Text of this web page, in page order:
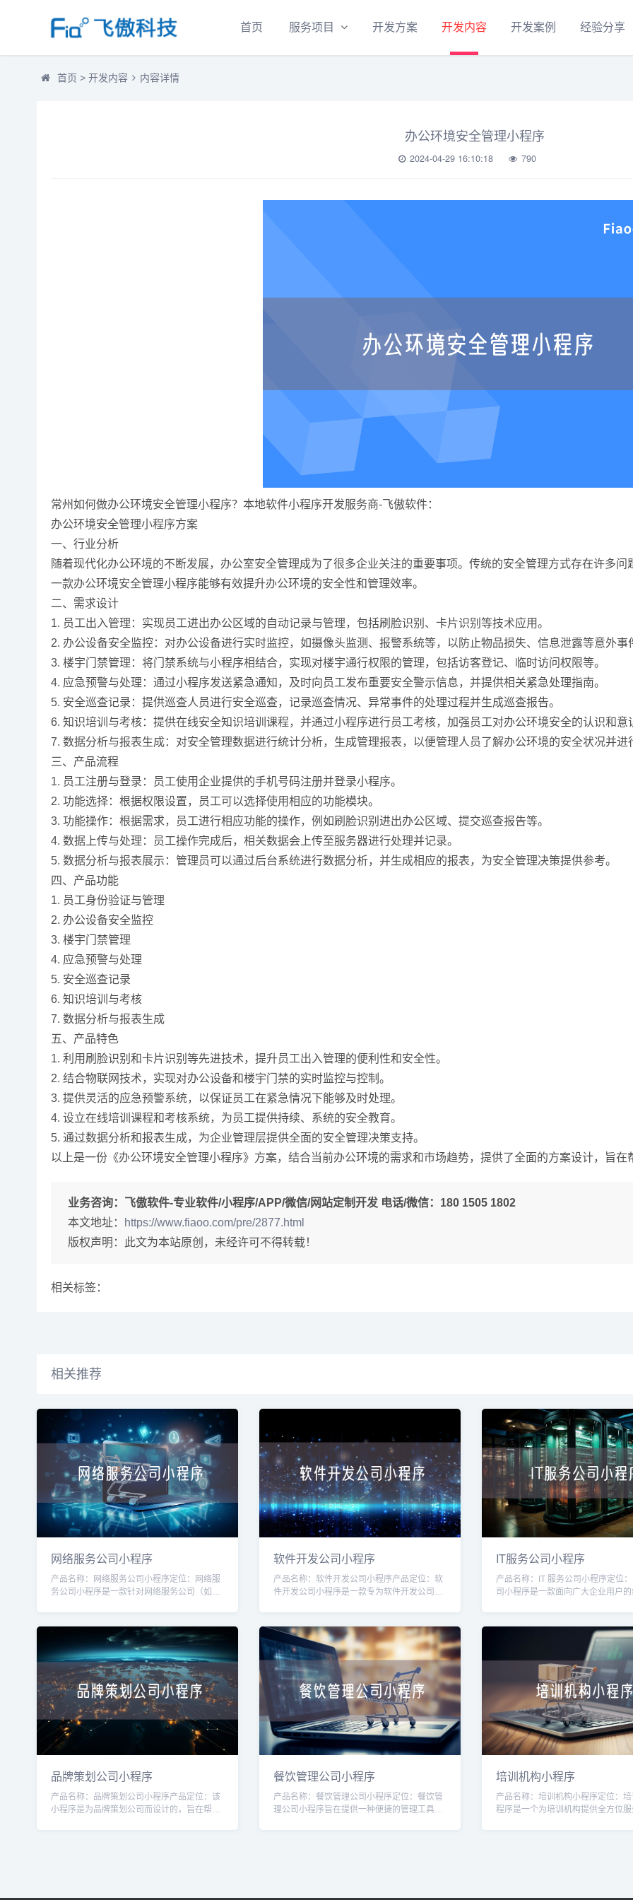
首页 服务项目 开发方案 开发内容 开发案例 经验分享
首页 > 开发内容 内容详情
办公环境安全管理小程序
2024-04-29 16:10:18 790
常州如何做办公环境安全管理小程序？本地软件小程序开发服务商-飞傲软件：
办公环境安全管理小程序方案
一、行业分析
随着现代化办公环境的不断发展，办公室安全管理成为了很多企业关注的重要事项。传统的安全管理方式存在许多
一款办公环境安全管理小程序能够有效提升办公环境的安全性和管理效率。
二、需求设计
1. 员工出入管理：实现员工进出办公区域的自动记录与管理，包括刷脸识别、卡片识别等技术应用。
2. 办公设备安全监控：对办公设备进行实时监控，如摄像头监测、报警系统等，以防止物品损失、信息泄露等意外事
3. 楼宇门禁管理：将门禁系统与小程序相结合，实现对楼宇通行权限的管理，包括访客登记、临时访问权限等。
4. 应急预警与处理：通过小程序发送紧急通知，及时向员工发布重要安全警示信息，并提供相关紧急处理指南。
5. 安全巡查记录：提供巡查人员进行安全巡查，记录巡查情况、异常事件的处理过程并生成巡查报告。
6. 知识培训与考核：提供在线安全知识培训课程，并通过小程序进行员工考核，加强员工对办公环境安全的认识和意
7. 数据分析与报表生成：对安全管理数据进行统计分析，生成管理报表，以便管理人员了解办公环境的安全状况并进
三、产品流程
1. 员工注册与登录：员工使用企业提供的手机号码注册并登录小程序。
2. 功能选择：根据权限设置，员工可以选择使用相应的功能模块。
3. 功能操作：根据需求，员工进行相应功能的操作，例如刷脸识别进出办公区域、提交巡查报告等。
4. 数据上传与处理：员工操作完成后，相关数据会上传至服务器进行处理并记录。
5. 数据分析与报表展示：管理员可以通过后台系统进行数据分析，并生成相应的报表，为安全管理决策提供参考。
四、产品功能
1. 员工身份验证与管理
2. 办公设备安全监控
3. 楼宇门禁管理
4. 应急预警与处理
5. 安全巡查记录
6. 知识培训与考核
7. 数据分析与报表生成
五、产品特色
1. 利用刷脸识别和卡片识别等先进技术，提升员工出入管理的便利性和安全性。
2. 结合物联网技术，实现对办公设备和楼宇门禁的实时监控与控制。
3. 提供灵活的应急预警系统，以保证员工在紧急情况下能够及时处理。
4. 设立在线培训课程和考核系统，为员工提供持续、系统的安全教育。
5. 通过数据分析和报表生成，为企业管理层提供全面的安全管理决策支持。
以上是一份《办公环境安全管理小程序》方案，结合当前办公环境的需求和市场趋势，提供了全面的方案设计，旨在
业务咨询： 飞傲软件-专业软件/小程序/APP/微信/网站定制开发 电话/微信：180 1505 1802
本文地址：
https://www.fiaoo.com/pre/2877.html
版权声明：此文为本站原创，未经许可不得转载！
相关标签：
相关推荐
网络服务公司小程序
产品名称：网络服务公司小程序定位：网络服
务公司小程序是一款针对网络服务公司（如互
软件开发公司小程序
产品名称：软件开发公司小程序产品定位：软
件开发公司小程序是一款专为软件开发公司量
IT服务公司小程序
产品名称：IT 服务公司小程序定位
司小程序是一款面向广大企业用户
品牌策划公司小程序
产品名称：品牌策划公司小程序产品定位：该
小程序是为品牌策划公司而设计的，旨在帮助
餐饮管理公司小程序
产品名称：餐饮管理公司小程序定位：餐饮管
理公司小程序旨在提供一种便捷的管理工具，
培训机构小程序
产品名称：培训机构小程序定位：
程序是一个为培训机构提供全方位